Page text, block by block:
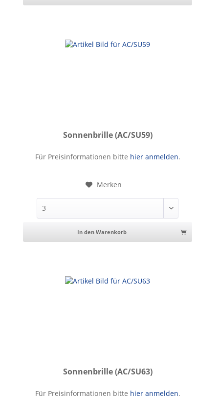
Sonnenbrille (AC/SU59)
Sonnenbrille
Für Preisinformationen bitte hier anmelden.
Merken
In den Warenkorb
Sonnenbrille (AC/SU63)
Sonnenbrille
Für Preisinformationen bitte hier anmelden.